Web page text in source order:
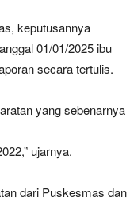
keputusannya
01/01/2025 ibu
secara tertulis.
yang sebenarnya
ujarnya.
dari Puskesmas dan